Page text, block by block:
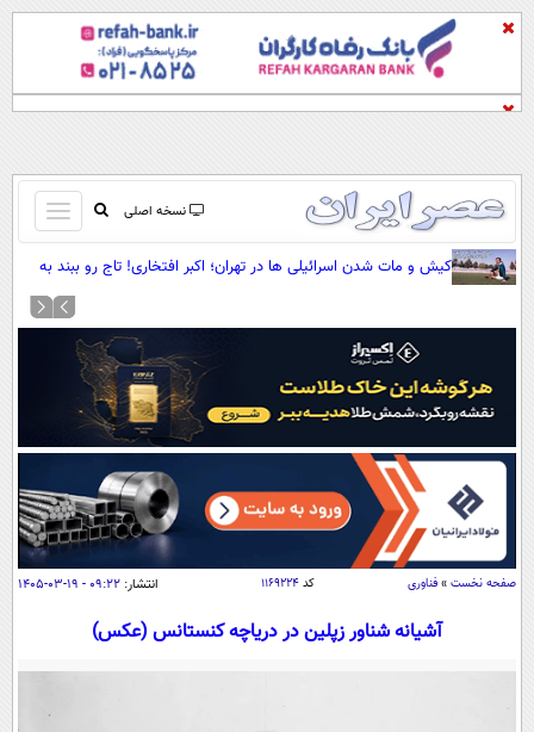
نسخه اصلی
باز
و
بسته
کردن
صفحه اول
آرشیو
نظرسنجی
آب و هوا
اوقات شرعی
سواد زندگی
اقتصاد
اقتصادی
جامعه
کیش و مات شدن اسرائیلی ها در تهران؛ اکبر افتخاری! تاج رو ببند به
صفحه نخست » فناوری کد ۱۱۶۹۲۲۴ انتشار: ۰۹:۲۲ - ۱۹-۰۳-۱۴۰۵
آشیانه شناور زپلین در دریاچه کنستانس (عکس)